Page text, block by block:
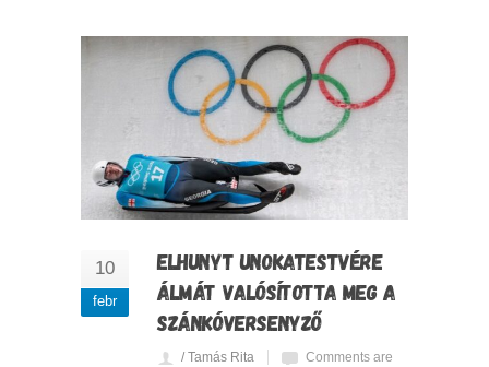
10
febr
ELHUNYT UNOKATESTVÉRE
ÁLMÁT VALÓSÍTOTTA MEG A
SZÁNKÓVERSENYZŐ
/ Tamás Rita
Comments are